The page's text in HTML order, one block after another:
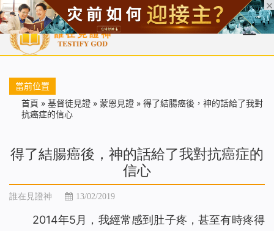
首頁 每日靈糧 天國福音 基督徒見證 信仰解答 聖經
當前位置
首頁 » 基督徒見證 » 蒙恩見證 » 得了結腸癌後，神的話給了我對
抗癌症的信心
得了結腸癌後，神的話給了我對抗癌症的
信心
誰在見證神 13/02/2019
2014年5月，我經常感到肚子疼，甚至有時疼得